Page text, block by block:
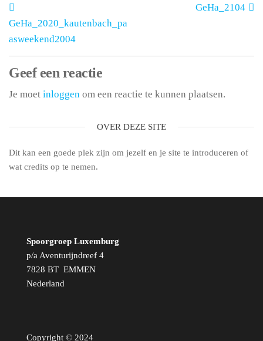
GeHa_2020_kautenbach_pa
asweekend2004
GeHa_2104
Geef een reactie
Je moet inloggen om een reactie te kunnen plaatsen.
OVER DEZE SITE
Dit kan een goede plek zijn om jezelf en je site te introduceren of
wat credits op te nemen.
Spoorgroep Luxemburg
p/a Aventurijndreef 4
7828 BT EMMEN
Nederland
Copyright © 2024